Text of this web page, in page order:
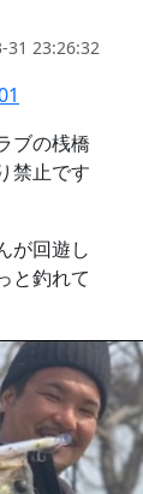
31 23:26:32
ブの桟橋
禁止です
が回遊し
と釣れて